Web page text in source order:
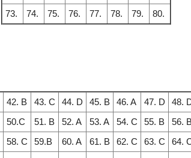
73.
74. 75. 76. 77. 78. 79. 80.
42. B 43. C 44. D 45. B 46. A 47. D
48.
50.C 51. B 52. A 53. A 54. C 55. B
56.
58. C 59.B 60. A 61. B 62. C 63. C
64.